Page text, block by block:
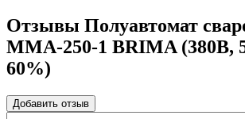
Отзывы Полуавтомат
ММА-250-1 BRIMA (380В,
60%)
Добавить отзыв